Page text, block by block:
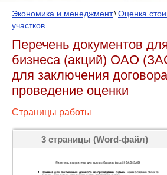
Экономика и менеджмент\Оценка
участков
Перечень документов
бизнеса (акций) ОАО
для заключения
проведение оценки
Страницы работы
3 страницы (Word-файл)